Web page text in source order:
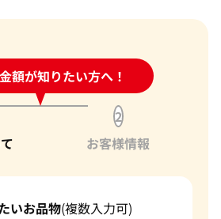
額が知りたい方へ！
中!問い合わせフォーム
2
お客様情報
いお品物(複数入力可)